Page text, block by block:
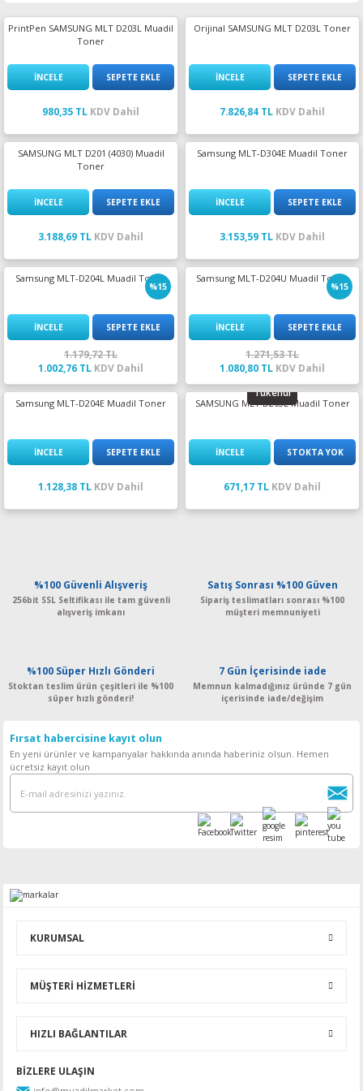
Ribon
CP
PrintPen SAMSUNG MLT D203L Muadil
Toner
İNCELE SEPETE EKLE
980,35 TL KDV Dahil
Orijinal SAMSUNG MLT D203L Toner
İNCELE SEPETE EKLE
7.826,84 TL KDV Dahil
SAMSUNG MLT D201 (4030) Muadil
Toner
İNCELE SEPETE EKLE
3.188,69 TL KDV Dahil
Samsung MLT-D304E Muadil Toner
İNCELE SEPETE EKLE
3.153,59 TL KDV Dahil
%15
Samsung MLT-D204L Muadil Toner
İNCELE SEPETE EKLE
1.179,72 TL
1.002,76 TL KDV Dahil
%15
Samsung MLT-D204U Muadil Toner
İNCELE SEPETE EKLE
1.271,53 TL
1.080,80 TL KDV Dahil
Samsung MLT-D204E Muadil Toner
İNCELE SEPETE EKLE
1.128,38 TL KDV Dahil
Tükendi
SAMSUNG MLT D203L Muadil Toner
İNCELE STOKTA YOK
671,17 TL KDV Dahil
%100 Güvenli Alışveriş
256bit SSL Seltifikası ile tam güvenli
alışveriş imkanı
Satış Sonrası %100 Güven
Sipariş teslimatları sonrası %100
müşteri memnuniyeti
%100 Süper Hızlı Gönderi
Stoktan teslim ürün çeşitleri ile %100
süper hızlı gönderi!
7 Gün İçerisinde iade
Memnun kalmadığınız üründe 7 gün
içerisinde iade/değişim
Fırsat habercisine kayıt olun
En yeni ürünler ve kampanyalar hakkında anında haberiniz olsun. Hemen
ücretsiz kayıt olun
KURUMSAL
MÜŞTERİ HİZMETLERİ
HIZLI BAĞLANTILAR
BİZLERE ULAŞIN